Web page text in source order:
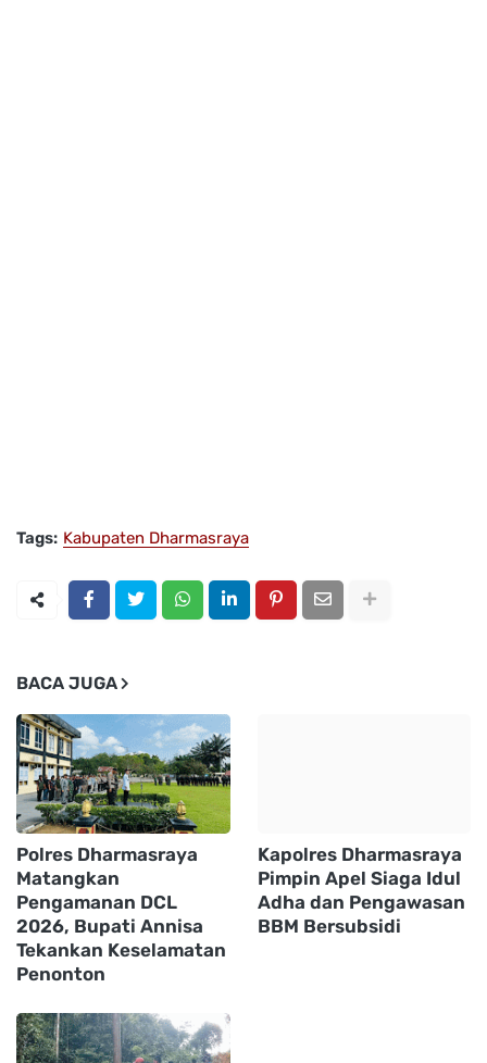
Tags: Kabupaten Dharmasraya
BACA JUGA
Polres Dharmasraya
Matangkan
Pengamanan DCL
2026, Bupati Annisa
Tekankan Keselamatan
Penonton
Kapolres Dharmasraya
Pimpin Apel Siaga Idul
Adha dan Pengawasan
BBM Bersubsidi